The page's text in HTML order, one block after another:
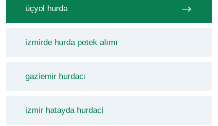
üçyol hurda
izmirde hurda petek alımı
gaziemir hurdacı
izmir hatayda hurdaci